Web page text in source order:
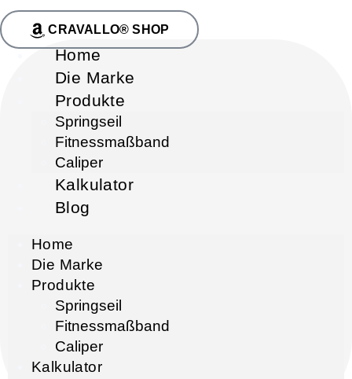
CRAVALLO® SHOP
Home
Die Marke
Produkte
Springseil
Fitnessmaßband
Caliper
Kalkulator
Blog
Home
Die Marke
Produkte
Springseil
Fitnessmaßband
Caliper
Kalkulator